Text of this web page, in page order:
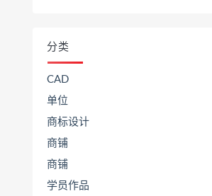
分类
CAD
单位
商标设计
商铺
商铺
学员作品